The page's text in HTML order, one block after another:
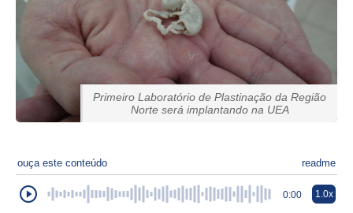
Primeiro Laboratório de Plastinação da Região
Norte será implantando na UEA
ouça este conteúdo readme
0:00 1.0x